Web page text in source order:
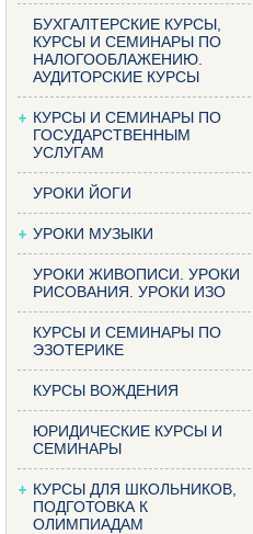
БУХГАЛТЕРСКИЕ КУРСЫ,
КУРСЫ И СЕМИНАРЫ ПО
НАЛОГООБЛАЖЕНИЮ.
АУДИТОРСКИЕ КУРСЫ
КУРСЫ И СЕМИНАРЫ ПО
ГОСУДАРСТВЕННЫМ
УСЛУГАМ
УРОКИ ЙОГИ
УРОКИ МУЗЫКИ
УРОКИ ЖИВОПИСИ. УРОКИ
РИСОВАНИЯ. УРОКИ ИЗО
КУРСЫ И СЕМИНАРЫ ПО
ЭЗОТЕРИКЕ
КУРСЫ ВОЖДЕНИЯ
ЮРИДИЧЕСКИЕ КУРСЫ И
СЕМИНАРЫ
КУРСЫ ДЛЯ ШКОЛЬНИКОВ,
ПОДГОТОВКА К
ОЛИМПИАДАМ